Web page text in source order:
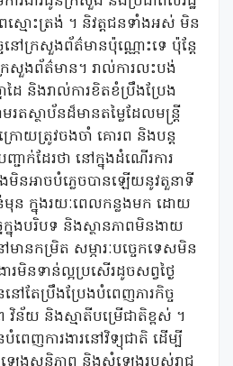
មោះត្រង់ ។ និវត្តជនទាំងអស់ មិន
នៅក្រសួងព័ត៌មានប៉ុណ្ណោះទេ ប៉ុន្តែ
រសួងព័ត៌មាន។ រាល់ការលះបង់
ៃ និងរាល់ការខិតខំប្រឹងប្រែង
ស្ថាប័នដ៏មានតម្លៃដែលមន្ត្រី
រោយត្រូវចងចាំ គោរព និងបន្ត
ជាក់ដែរថា នៅក្នុងដំណើរការ
នអាចបំភ្លេចបានឡើយនូវតួនាទី
មុន ក្នុងរយៈពេលកន្លងមក ដោយ
នុងបរិបទ និងស្ថានភាពមិនងាយ
ានកម្រិត សម្ភារៈបច្ចេកទេសមិន
រមិនទាន់ល្អប្រសើរដូចសព្វថ្ងៃ
នៅតែប្រឹងប្រែងបំពេញភារកិច្ច
វិន័យ និងស្មាតីបម្រើជាតិខ្ពស់ ។
បំពេញការងារនៅវិទ្យុជាតិ ដើម្បី